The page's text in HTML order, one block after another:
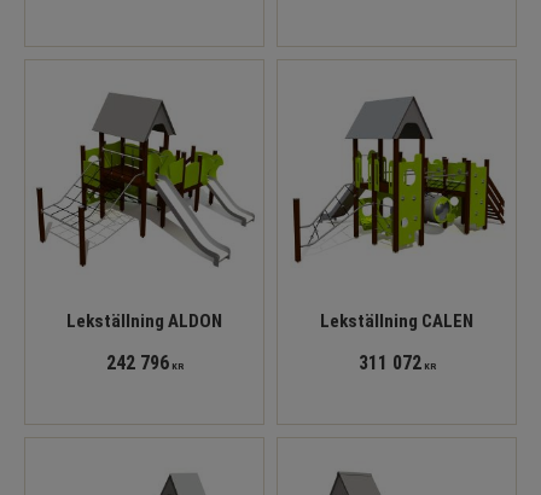
Lekställning ALDON
242 796KR
Lekställning CALEN
311 072KR